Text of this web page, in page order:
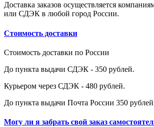
Доставка заказов осуществляется
или СДЭК в любой город России.
Стоимость доставки
Стоимость доставки по России
До пункта выдачи СДЭК - 350 рублей.
Курьером через СДЭК - 480 рублей.
До пункта выдачи Почта России 350
Могу ли я забрать свой заказ